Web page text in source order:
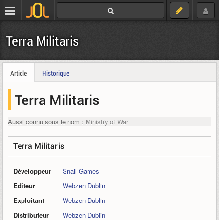
Terra Militaris
Article Historique
Terra Militaris
Aussi connu sous le nom : Ministry of War
Terra Militaris
Développeur
Snail Games
Editeur
Webzen Dublin
Exploitant
Webzen Dublin
Distributeur
Webzen Dublin